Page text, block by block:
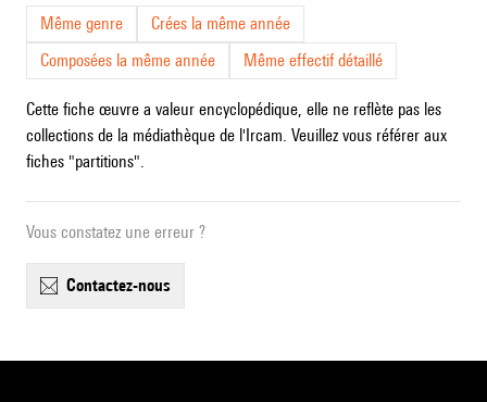
Même genre
Crées la même année
Composées la même année
Même effectif détaillé
Cette fiche œuvre a valeur encyclopédique, elle ne reflète pas les
collections de la médiathèque de l'Ircam. Veuillez vous référer aux
fiches "partitions".
Vous constatez une erreur ?
contactez-nous